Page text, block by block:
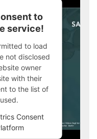
to
service!
to load
not disclosed
owner
with their
to the list of
Consent